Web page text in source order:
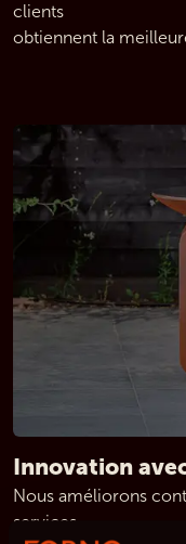
clients
obtiennent la
Innovation
Nous améliorons
services,